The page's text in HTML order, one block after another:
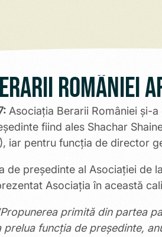
României
Asociaţia Berarii României şi-
fiind ales Shachar
iar pentru funcţia de director
de președinte al Asociației de
Asociația în această
primită din partea
prelua funcția de președinte,